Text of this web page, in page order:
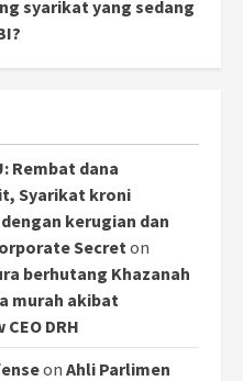
syarikat yang sedang
Rembat dana
Syarikat kroni
kerugian dan
Secret on
berhutang Khazanah
murah akibat
DRH
on Ahli Parlimen